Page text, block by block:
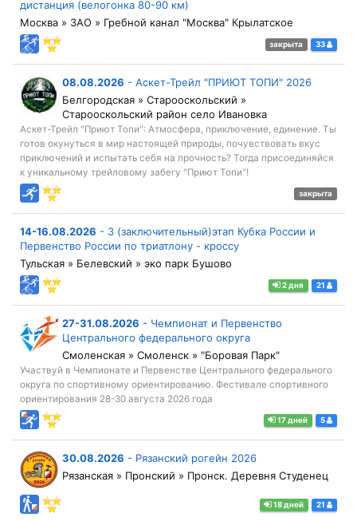
дистанция (велогонка 80-90 км)
Москва » ЗАО » Гребной канал "Москва" Крылатское
закрыта 33
08.08.2026 - Аскет-Трейл "ПРИЮТ ТОПИ" 2026
Белгородская » Старооскольский »
Старооскольский район село Ивановка
Аскет-Трейл "Приют Топи": Атмосфера, приключение, единение. Ты
готов окунуться в мир настоящей природы, почувствовать вкус
приключений и испытать себя на прочность? Тогда присоединяйся
к уникальному трейловому забегу "Приют Топи"!
закрыта
14-16.08.2026 - 3 (заключительный)этап Кубка России и
Первенство России по триатлону - кроссу
Тульская » Белевский » эко парк Бушово
2 дня 21
27-31.08.2026 - Чемпионат и Первенство
Центрального федерального округа
Смоленская » Смоленск » "Боровая Парк"
Участвуй в Чемпионате и Первенстве Центрального федерального
округа по спортивному ориентированию. Фестивале спортивного
ориентирования 28-30 августа 2026 года
17 дней 5
30.08.2026 - Рязанский рогейн 2026
Рязанская » Пронский » Пронск. Деревня Студенец
18 дней 21